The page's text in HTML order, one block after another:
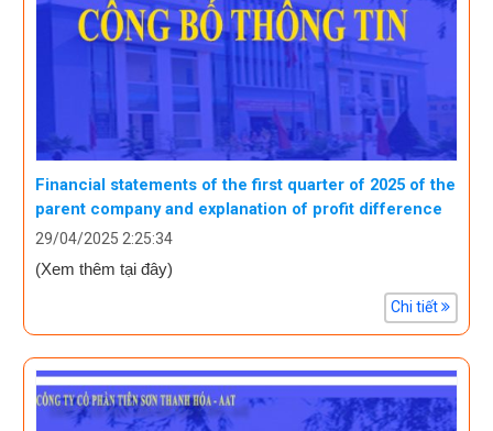
Financial statements of the first quarter of 2025 of the
parent company and explanation of profit difference
29/04/2025 2:25:34
(Xem thêm tại đây)
Chi tiết